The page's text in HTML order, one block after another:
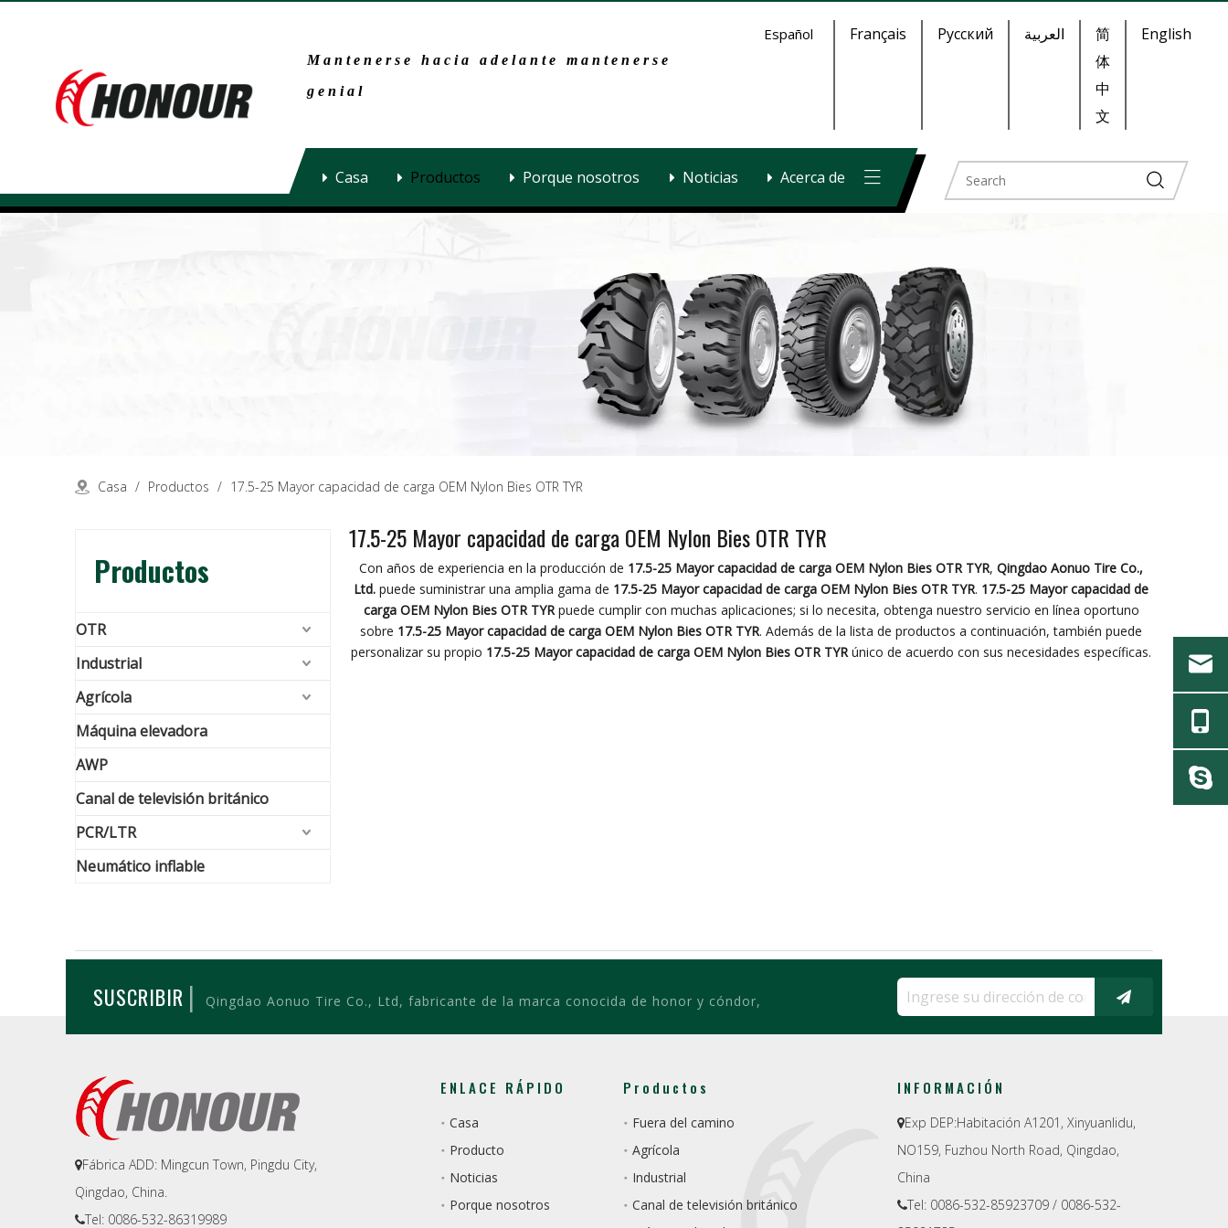
Mantenerse hacia adelante mantenerse
genial
Español Français Pусский العربية
简
体
中
文
English
Casa Productos Porque nosotros Noticias Acerca de
Casa / Productos / 17.5-25 Mayor capacidad de carga OEM Nylon Bies OTR TYR
Productos
OTR
Industrial
Agrícola
Máquina elevadora
AWP
Canal de televisión británico
PCR/LTR
Neumático inflable
17.5-25 Mayor capacidad de carga OEM Nylon Bies OTR TYR
Con años de experiencia en la producción de 17.5-25 Mayor capacidad de carga OEM Nylon Bies OTR TYR, Qingdao Aonuo Tire Co.,
Ltd. puede suministrar una amplia gama de 17.5-25 Mayor capacidad de carga OEM Nylon Bies OTR TYR. 17.5-25 Mayor capacidad de
carga OEM Nylon Bies OTR TYRpuede cumplir con muchas aplicaciones; si lo necesita, obtenga nuestro servicio en línea oportuno
sobre 17.5-25 Mayor capacidad de carga OEM Nylon Bies OTR TYR. Además de la lista de productos a continuación, también puede
personalizar su propio 17.5-25 Mayor capacidad de carga OEM Nylon Bies OTR TYRúnico de acuerdo con sus necesidades específicas.
SUSCRIBIR | Qingdao Aonuo Tire Co., Ltd, fabricante de la marca conocida de honor y cóndor,
Fábrica ADD: Mingcun Town, Pingdu City,
Qingdao, China.
Tel: 0086-532-86319989
ENLACE RÁPIDO
Casa
Producto
Noticias
Porque nosotros
Productos
Fuera del camino
Agrícola
Industrial
Canal de televisión británico
INFORMACIÓN
Exp DEP:Habitación A1201, Xinyuanlidu,
NO159, Fuzhou North Road, Qingdao,
China
Tel: 0086-532-85923709 / 0086-532-